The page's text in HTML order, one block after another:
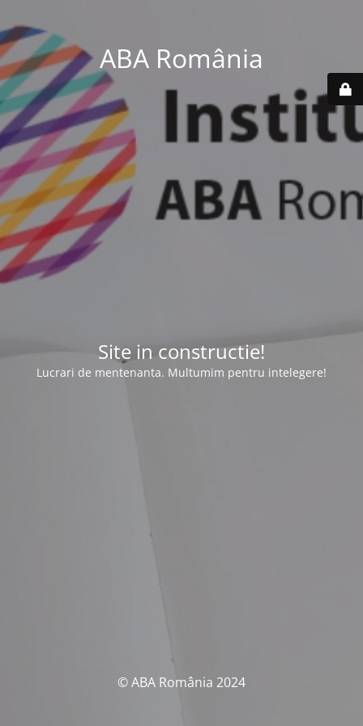
ABA România
Site in constructie!
Lucrari de mentenanta. Multumim pentru intelegere!
© ABA România 2024